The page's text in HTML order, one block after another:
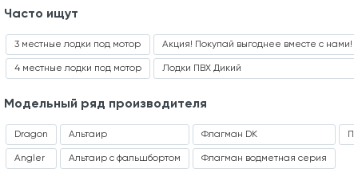
Часто ищут
3 местные лодки под мотор
4 местные лодки под мотор
Акция! Покупай выгоднее вместе с нами!
Лодки ПВХ Дикий
Модельный ряд производителя
Dragon
Angler
Альтаир
Альтаир с фальшбортом
Флагман DK
Флагман водметная серия